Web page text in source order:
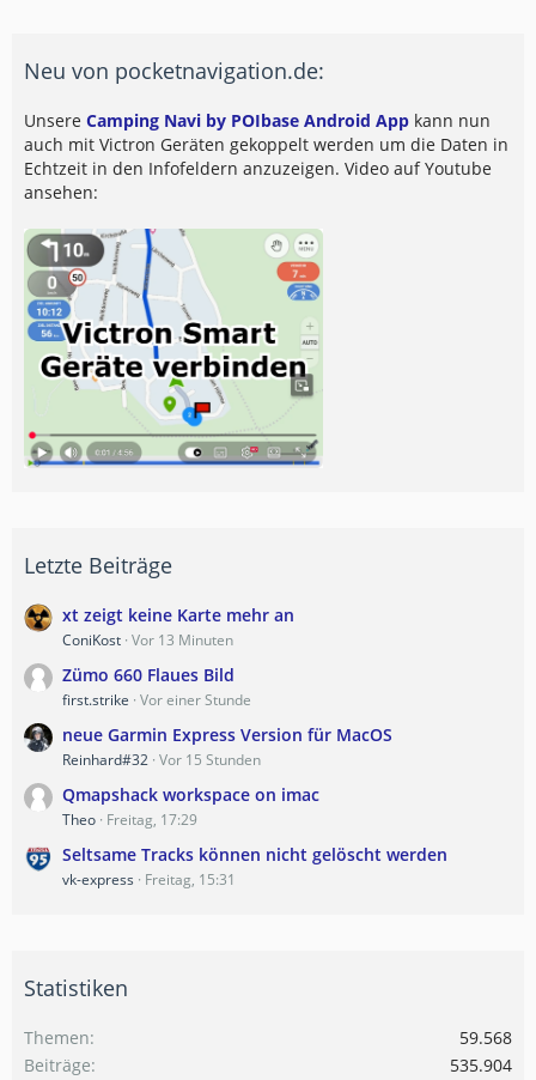
Neu von pocketnavigation.de:
Unsere Camping Navi by POIbase Android App kann nun
auch mit Victron Geräten gekoppelt werden um die Daten in
Echtzeit in den Infofeldern anzuzeigen. Video auf Youtube
ansehen:
Letzte Beiträge
xt zeigt keine Karte mehr an
ConiKost Vor 13 Minuten
Zümo 660 Flaues Bild
first.strike Vor einer Stunde
neue Garmin Express Version für MacOS
Reinhard#32 Vor 15 Stunden
Qmapshack workspace on imac
Theo Freitag, 17:29
Seltsame Tracks können nicht gelöscht werden
vk-express Freitag, 15:31
Statistiken
Themen
59.568
Beiträge
535.904